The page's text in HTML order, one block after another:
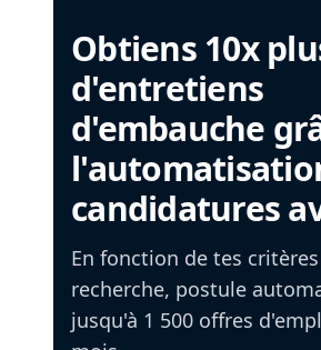
Obtiens 10x
d'entretiens
d'embauche
candidatures
En fonction de tes
recherche, postule
jusqu'à 1 500 offres